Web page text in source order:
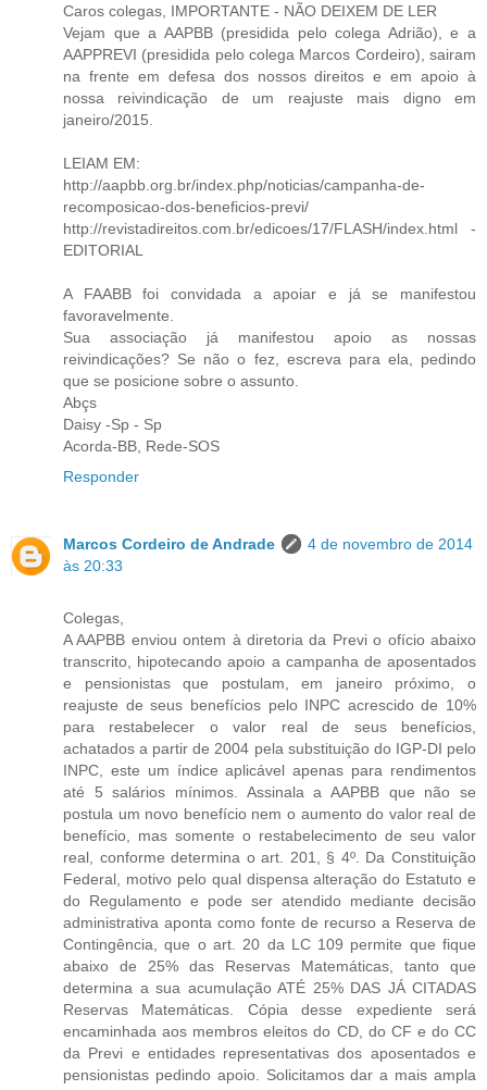
Caros colegas, IMPORTANTE - NÃO DEIXEM DE LER
Vejam que a AAPBB (presidida pelo colega Adrião), e a
AAPPREVI (presidida pelo colega Marcos Cordeiro), sairam
na frente em defesa dos nossos direitos e em apoio à
nossa reivindicação de um reajuste mais digno em
janeiro/2015.
LEIAM EM:
http://aapbb.org.br/index.php/noticias/campanha-de-
recomposicao-dos-beneficios-previ/
http://revistadireitos.com.br/edicoes/17/FLASH/index.html -
EDITORIAL
A FAABB foi convidada a apoiar e já se manifestou
favoravelmente.
Sua associação já manifestou apoio as nossas
reivindicações? Se não o fez, escreva para ela, pedindo
que se posicione sobre o assunto.
Abçs
Daisy -Sp - Sp
Acorda-BB, Rede-SOS
Responder
Marcos Cordeiro de Andrade
4 de novembro de 2014
às 20:33
Colegas,
A AAPBB enviou ontem à diretoria da Previ o ofício abaixo
transcrito, hipotecando apoio a campanha de aposentados
e pensionistas que postulam, em janeiro próximo, o
reajuste de seus benefícios pelo INPC acrescido de 10%
para restabelecer o valor real de seus benefícios,
achatados a partir de 2004 pela substituição do IGP-DI pelo
INPC, este um índice aplicável apenas para rendimentos
até 5 salários mínimos. Assinala a AAPBB que não se
postula um novo benefício nem o aumento do valor real de
benefício, mas somente o restabelecimento de seu valor
real, conforme determina o art. 201, § 4º. Da Constituição
Federal, motivo pelo qual dispensa alteração do Estatuto e
do Regulamento e pode ser atendido mediante decisão
administrativa aponta como fonte de recurso a Reserva de
Contingência, que o art. 20 da LC 109 permite que fique
abaixo de 25% das Reservas Matemáticas, tanto que
determina a sua acumulação ATÉ 25% DAS JÁ CITADAS
Reservas Matemáticas. Cópia desse expediente será
encaminhada aos membros eleitos do CD, do CF e do CC
da Previ e entidades representativas dos aposentados e
pensionistas pedindo apoio. Solicitamos dar a mais ampla